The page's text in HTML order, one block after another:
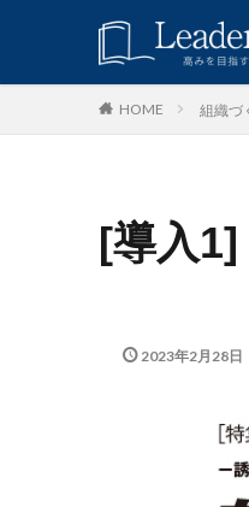
HOME 組織づ
[導入1]
2023年2月28日